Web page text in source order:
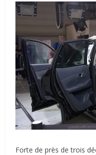
Forte de près de trois